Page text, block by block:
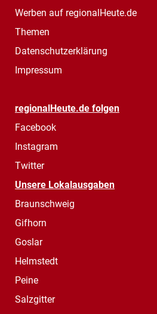
Werben auf regionalHeute.de
Themen
Datenschutzerklärung
Impressum
regionalHeute.de folgen
Facebook
Instagram
Twitter
Unsere Lokalausgaben
Braunschweig
Gifhorn
Goslar
Helmstedt
Peine
Salzgitter